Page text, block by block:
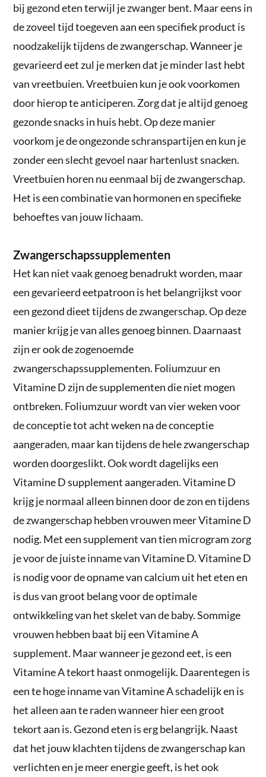
bij gezond eten terwijl je zwanger bent. Maar eens in
de zoveel tijd toegeven aan een specifiek product is
noodzakelijk tijdens de zwangerschap. Wanneer je
gevarieerd eet zul je merken dat je minder last hebt
van vreetbuien. Vreetbuien kun je ook voorkomen
door hierop te anticiperen. Zorg dat je altijd genoeg
gezonde snacks in huis hebt. Op deze manier
voorkom je de ongezonde schranspartijen en kun je
zonder een slecht gevoel naar hartenlust snacken.
Vreetbuien horen nu eenmaal bij de zwangerschap.
Het is een combinatie van hormonen en specifieke
behoeftes van jouw lichaam.
Zwangerschapssupplementen
Het kan niet vaak genoeg benadrukt worden, maar
een gevarieerd eetpatroon is het belangrijkst voor
een gezond dieet tijdens de zwangerschap. Op deze
manier krijg je van alles genoeg binnen. Daarnaast
zijn er ook de zogenoemde
zwangerschapssupplementen. Foliumzuur en
Vitamine D zijn de supplementen die niet mogen
ontbreken. Foliumzuur wordt van vier weken voor
de conceptie tot acht weken na de conceptie
aangeraden, maar kan tijdens de hele zwangerschap
worden doorgeslikt. Ook wordt dagelijks een
Vitamine D supplement aangeraden. Vitamine D
krijg je normaal alleen binnen door de zon en tijdens
de zwangerschap hebben vrouwen meer Vitamine D
nodig. Met een supplement van tien microgram zorg
je voor de juiste inname van Vitamine D. Vitamine D
is nodig voor de opname van calcium uit het eten en
is dus van groot belang voor de optimale
ontwikkeling van het skelet van de baby. Sommige
vrouwen hebben baat bij een Vitamine A
supplement. Maar wanneer je gezond eet, is een
Vitamine A tekort haast onmogelijk. Daarentegen is
een te hoge inname van Vitamine A schadelijk en is
het alleen aan te raden wanneer hier een groot
tekort aan is. Gezond eten is erg belangrijk. Naast
dat het jouw klachten tijdens de zwangerschap kan
verlichten en je meer energie geeft, is het ook